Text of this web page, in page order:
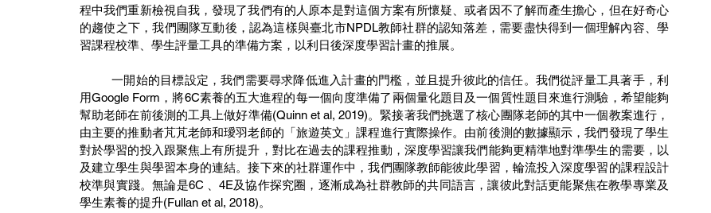
程中我們重新檢視自我，發現了我們有的人原本是對這個方案有所懷疑、或者因不了解而產生擔心，但在好奇心
的趨使之下，我們團隊互動後，認為這樣與臺北市NPDL教師社群的認知落差，需要盡快得到一個理解內容、學
習課程校準、學生評量工具的準備方案，以利日後深度學習計畫的推展。
	一開始的目標設定，我們需要尋求降低進入計畫的門檻，並且提升彼此的信任。我們從評量工具著手，利
用Google Form，將6C素養的五大進程的每一個向度準備了兩個量化題目及一個質性題目來進行測驗，希望能夠
幫助老師在前後測的工具上做好準備(Quinn et al, 2019)。緊接著我們挑選了核心團隊老師的其中一個教案進行，
由主要的推動者芃芃老師和璦羽老師的「旅遊英文」課程進行實際操作。由前後測的數據顯示，我們發現了學生
對於學習的投入跟聚焦上有所提升，對比在過去的課程推動，深度學習讓我們能夠更精準地對準學生的需要，以
及建立學生與學習本身的連結。接下來的社群運作中，我們團隊教師能彼此學習，輪流投入深度學習的課程設計
校準與實踐。無論是6C 、4E及協作探究圈，逐漸成為社群教師的共同語言，讓彼此對話更能聚焦在教學專業及
學生素養的提升(Fullan et al, 2018)。